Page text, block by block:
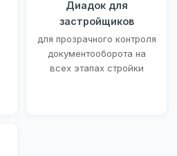
Диадок для
застройщиков
для прозрачного контроля
документооборота на
всех этапах стройки